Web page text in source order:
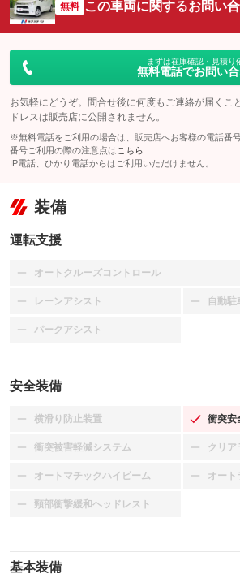
無料 この車両に関するお問い
まずは在庫確認・見積り
無料電話でお問い
お気軽にどうぞ。問合せ後に何度もご連絡が届くこ
ドレスは販売店に公開されません。
※無料電話をご利用の場合は、販売店へお客様の電話番
番号ご利用の際の注意点は こちら
IP電話、ひかり電話からはご利用いただけません。
装備
運転支援
オートクルーズコントロール
：装備なし
レーンアシスト
：装備なし 自動駐
：装備
パークアシスト
：装備なし
安全装備
横滑り防止装置
：装備なし 衝突安
：装備
衝突被害軽減システム
：装備なし クリア
：装備
オートマチックハイビーム
：装備なし オート
：装備
頸部衝撃緩和ヘッドレスト
：装備なし
基本装備